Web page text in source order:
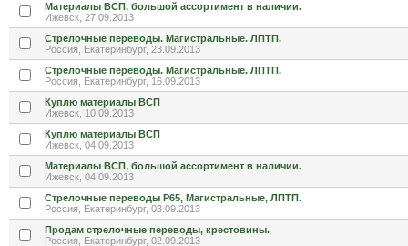
Материалы ВСП, большой ассортимент в наличии.
Ижевск, 27.09.2013
Стрелочные переводы. Магистральные. ЛПТП.
Россия, Екатеринбург, 23.09.2013
Стрелочные переводы. Магистральные. ЛПТП.
Россия, Екатеринбург, 16.09.2013
Куплю материалы ВСП
Ижевск, 10.09.2013
Куплю материалы ВСП
Ижевск, 04.09.2013
Материалы ВСП, большой ассортимент в наличии.
Ижевск, 04.09.2013
Стрелочные переводы Р65, Магистральные, ЛПТП.
Россия, Екатеринбург, 03.09.2013
Продам стрелочные переводы, крестовины.
Россия, Екатеринбург, 02.09.2013